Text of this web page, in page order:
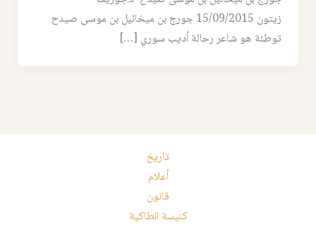
زيتون 15/09/2015 جورج بن ميخائيل بن موسى صيدح
توطئة هو شاعر رحالة أديب سوري […]
تاريخ
أعلام
قانون
كنيسة انطاكية